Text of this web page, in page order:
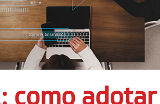
como adotar